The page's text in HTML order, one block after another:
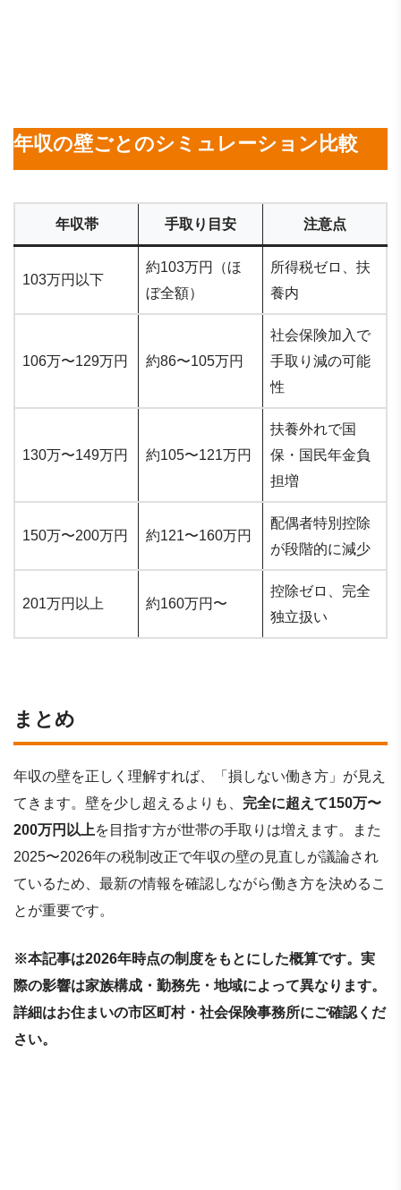
年収の壁ごとのシミュレーション比較
年収帯 手取り目安 注意点
103万円以下
約103万円（ほ
ぼ全額）
所得税ゼロ、扶
養内
106万〜129万円 約86〜105万円
社会保険加入で
手取り減の可能
性
130万〜149万円 約105〜121万円
扶養外れで国
保・国民年金負
担増
150万〜200万円 約121〜160万円
配偶者特別控除
が段階的に減少
201万円以上 約160万円〜
控除ゼロ、完全
独立扱い
まとめ
年収の壁を正しく理解すれば、「損しない働き方」が見え
てきます。壁を少し超えるよりも、 完全に超えて150万〜
200万円以上を目指す方が世帯の手取りは増えます。また
2025〜2026年の税制改正で年収の壁の見直しが議論され
ているため、最新の情報を確認しながら働き方を決めるこ
とが重要です。
※本記事は2026年時点の制度をもとにした概算です。実
際の影響は家族構成・勤務先・地域によって異なります。
詳細はお住まいの市区町村・社会保険事務所にご確認くだ
さい。